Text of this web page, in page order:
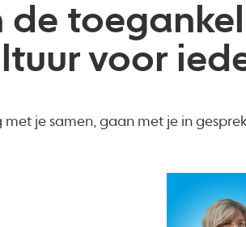
de
voor
je samen, gaan met je in